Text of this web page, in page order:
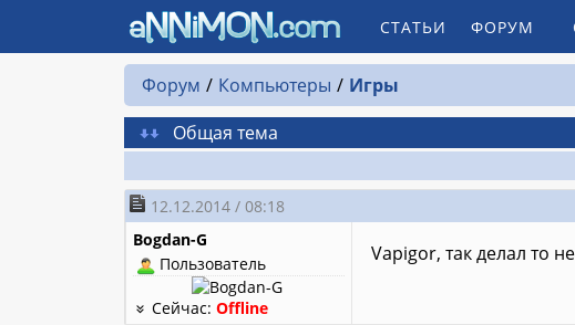
СТАТЬИ ФОРУМ
Форум Компьютеры Игры
Общая тема
12.12.2014 / 08:18
Bogdan-G
Пользователь
Сейчас:Offline
Vapigor, так делал то